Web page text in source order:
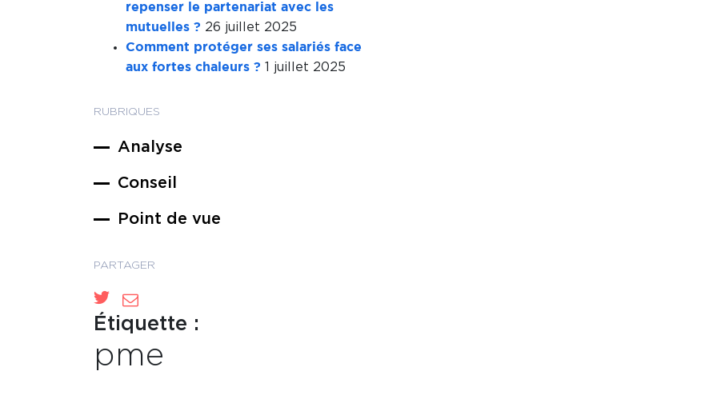
repenser le partenariat avec les
mutuelles ? 26 juillet 2025
Comment protéger ses salariés face
aux fortes chaleurs ? 1 juillet 2025
RUBRIQUES
Analyse
Conseil
Point de vue
PARTAGER
Étiquette :
pme